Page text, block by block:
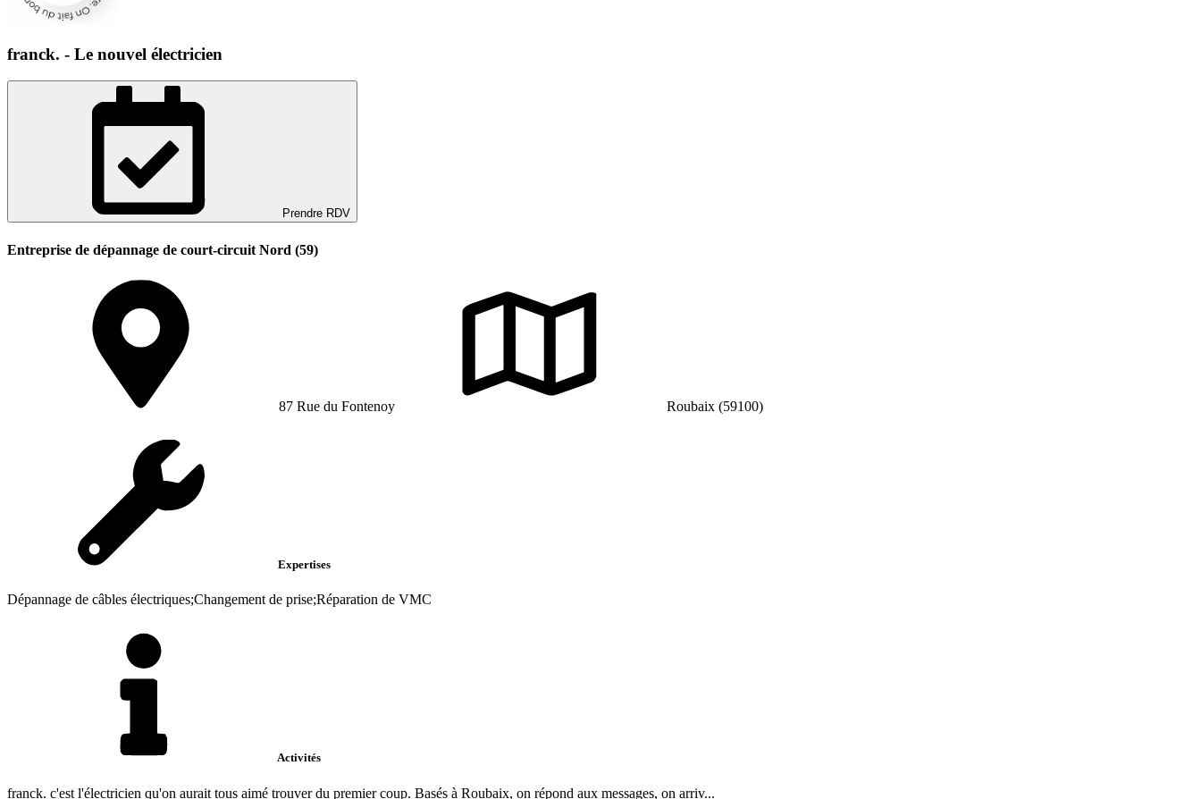
franck. - Le nouvel électricien
Prendre RDV
Entreprise de dépannage de court-circuit Nord (59)
87 Rue du Fontenoy Roubaix (59100)
Expertises
Dépannage de câbles électriques;Changement de prise;Réparation de VMC
Activités
franck. c'est l'électricien qu'on aurait tous aimé trouver du premier coup. Basés à Roubaix, on répond aux messages, on arriv...